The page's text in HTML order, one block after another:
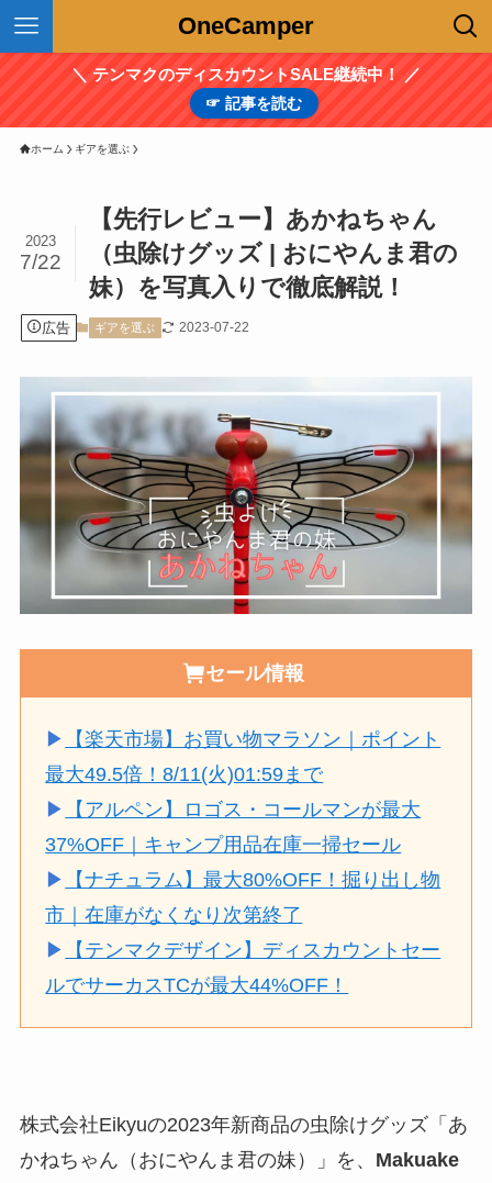
OneCamper
＼ テンマクのディスカウントSALE継続中！ ／
☞ 記事を読む
ホーム ギアを選ぶ
【先行レビュー】あかねちゃん
（虫除けグッズ | おにやんま君の
妹）を写真入りで徹底解説！
2023
7/22
広告 ギアを選ぶ 2023-07-22
セール情報
▶
【楽天市場】お買い物マラソン｜ポイント
最大49.5倍！8/11(火)01:59まで
▶
【アルペン】ロゴス・コールマンが最大
37%OFF｜キャンプ用品在庫一掃セール
▶
【ナチュラム】最大80%OFF！掘り出し物
市｜在庫がなくなり次第終了
▶
【テンマクデザイン】ディスカウントセー
ルでサーカスTCが最大44%OFF！
株式会社Eikyuの2023年新商品の虫除けグッズ「あ
かねちゃん（おにやんま君の妹）」を、 Makuake